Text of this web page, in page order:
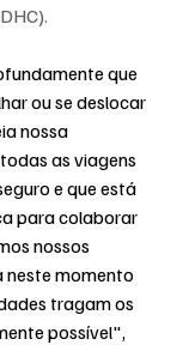
que
ou se deslocar
nossa
as viagens
e que está
para colaborar
nossos
neste momento
tragam os
possível",